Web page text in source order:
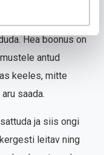
Hea boonus on
antud
keeles, mitte
saada.
ja siis ongi
leitav ning